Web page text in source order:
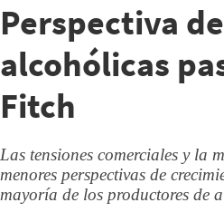
Perspectiva
alcohólicas
Fitch
Las tensiones comerciales y la
menores perspectivas de
mayoría de los productores de